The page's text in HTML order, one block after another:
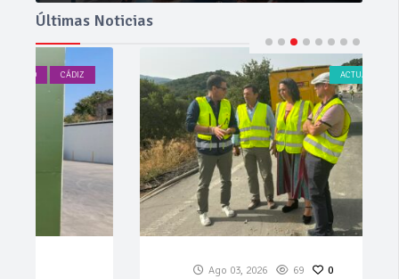
Últimas Noticias
ACTUALIDAD CÁDIZ
69 0